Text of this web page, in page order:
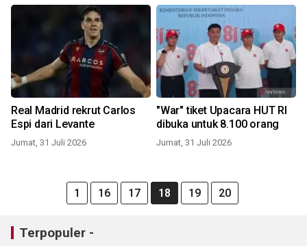
Real Madrid rekrut Carlos
Espi dari Levante
Jumat, 31 Juli 2026
"War" tiket Upacara HUT RI
dibuka untuk 8.100 orang
Jumat, 31 Juli 2026
1 16 17 18 19 20
Terpopuler -